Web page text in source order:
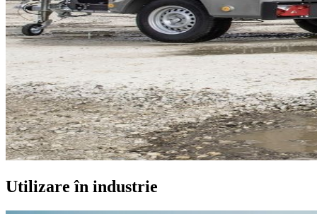
Utilizare în industrie